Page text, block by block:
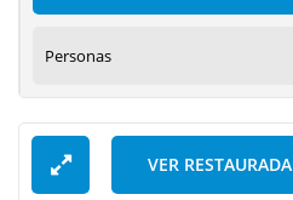
Personas
VER RESTAURADA